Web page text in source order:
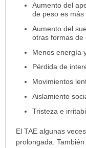
Aumento del
de peso es
Aumento del
otras formas de
Menos energía
Pérdida de
Movimientos
Aislamiento
Tristeza e
El TAE algunas
prolongada.